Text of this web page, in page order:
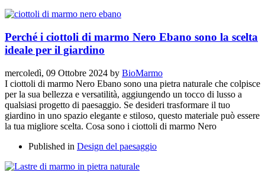
Perché i ciottoli di marmo Nero Ebano sono la scelta
ideale per il giardino
mercoledì, 09 Ottobre 2024 by BioMarmo
I ciottoli di marmo Nero Ebano sono una pietra naturale che colpisce
per la sua bellezza e versatilità, aggiungendo un tocco di lusso a
qualsiasi progetto di paesaggio. Se desideri trasformare il tuo
giardino in uno spazio elegante e stiloso, questo materiale può essere
la tua migliore scelta. Cosa sono i ciottoli di marmo Nero
Published in Design del paesaggio